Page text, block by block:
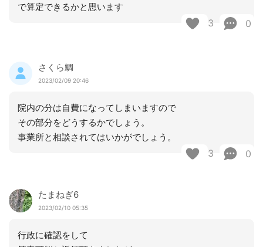
で算定できるかと思います
3 0
さくら鯛
2023/02/09 20:46
院内の分は自費になってしまいますので
その部分をどうするかでしょう。
事業所と相談されてはいかがでしょう。
3 0
たまねぎ6
2023/02/10 05:35
行政に確認をして